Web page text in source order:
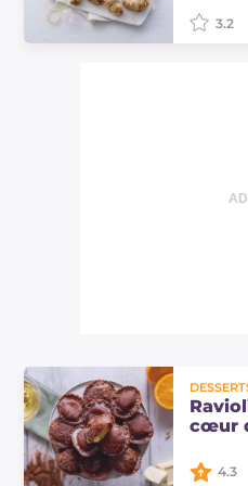
3.2
cœur
4.3